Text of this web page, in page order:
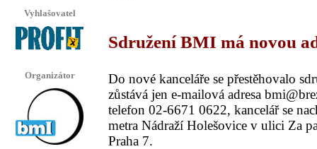
Vyhlašovatel
Organizátor
Sdružení BMI má novou
Do nové kanceláře se přestěhovalo
zůstává jen e-mailová adresa
telefon 02-6671 0622, kancelář se
metra Nádraží Holešovice v ulici Za
Praha 7.